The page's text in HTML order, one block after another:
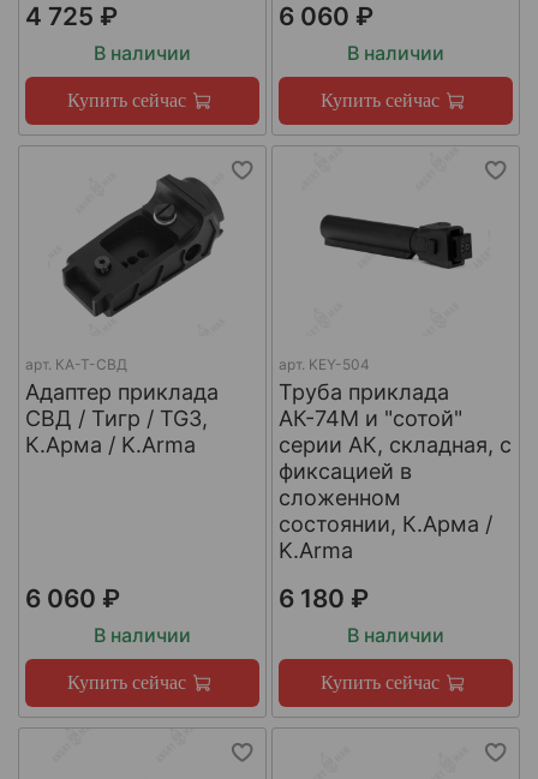
4 725 ₽
В наличии
Купить сейчас
6 060 ₽
В наличии
Купить сейчас
арт. КА-Т-СВД
Адаптер приклада
СВД / Тигр / TG3,
К.Арма / K.Arma
6 060 ₽
В наличии
Купить сейчас
арт. KEY-504
Труба приклада
АК-74М и "сотой"
серии АК, складная, с
фиксацией в
сложенном
состоянии, К.Арма /
K.Arma
6 180 ₽
В наличии
Купить сейчас